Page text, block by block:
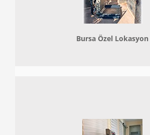
Bursa Özel Lokasyon